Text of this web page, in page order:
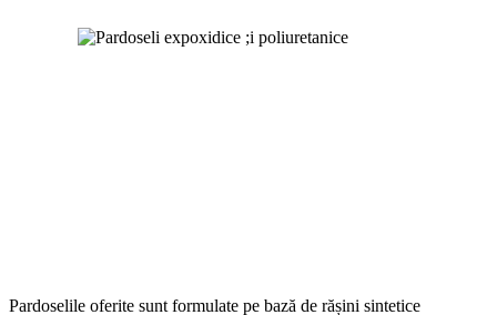
Pardoselile oferite sunt formulate pe bază de rășini sintetice